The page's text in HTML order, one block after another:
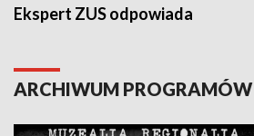
Ekspert ZUS odpowiada
ARCHIWUM PROGRAMÓW